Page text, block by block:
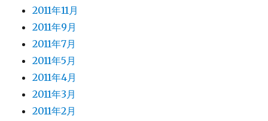
2011年11月
2011年9月
2011年7月
2011年5月
2011年4月
2011年3月
2011年2月